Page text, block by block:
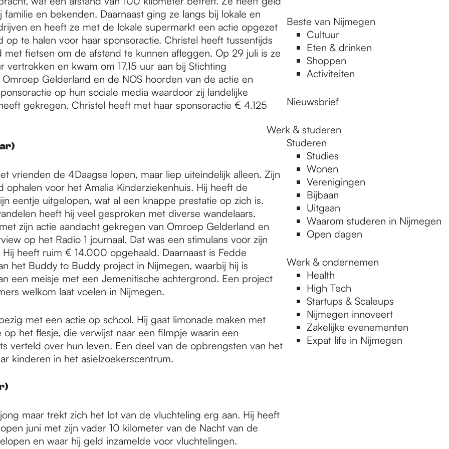
Beste van Nijmegen
Cultuur
Eten & drinken
Shoppen
Activiteiten
Nieuwsbrief
Werk & studeren
Studeren
Studies
Wonen
Verenigingen
Bijbaan
Uitgaan
Waarom studeren in Nijmegen
Open dagen
Werk & ondernemen
Health
High Tech
Startups & Scaleups
Nijmegen innoveert
Zakelijke evenementen
Expat life in Nijmegen
familie en bekenden. Daarnaast ging ze langs bij lokale en
en heeft ze met de lokale supermarkt een actie opgezet
op te halen voor haar sponsoractie. Christel heeft tussentijds
met fietsen om de afstand te kunnen afleggen. Op 29 juli is ze
en kwam om 17.15 uur aan bij Stichting
Gelderland en de NOS hoorden van de actie en
op hun sociale media waardoor zij landelijke
gekregen. Christel heeft met haar sponsoractie € 4.125
vrienden de 4Daagse lopen, maar liep uiteindelijk alleen. Zijn
ophalen voor het Amalia Kinderziekenhuis. Hij heeft de
eentje uitgelopen, wat al een knappe prestatie op zich is.
heeft hij veel gesproken met diverse wandelaars.
zijn actie aandacht gekregen van Omroep Gelderland en
op het Radio 1 journaal. Dat was een stimulans voor zijn
Hij heeft ruim € 14.000 opgehaald. Daarnaast is Fedde
het Buddy to Buddy project in Nijmegen, waarbij hij is
een meisje met een Jemenitische achtergrond. Een project
welkom laat voelen in Nijmegen.
met een actie op school. Hij gaat limonade maken met
op het flesje, die verwijst naar een filmpje waarin een
verteld over hun leven. Een deel van de opbrengsten van het
kinderen in het asielzoekerscentrum.
maar trekt zich het lot van de vluchteling erg aan. Hij heeft
juni met zijn vader 10 kilometer van de Nacht van de
en waar hij geld inzamelde voor vluchtelingen.